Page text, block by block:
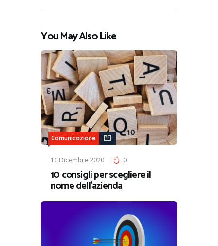
You May Also Like
Comunicazione
10 Dicembre 2020 0
10 consigli per scegliere il
nome dell’azienda